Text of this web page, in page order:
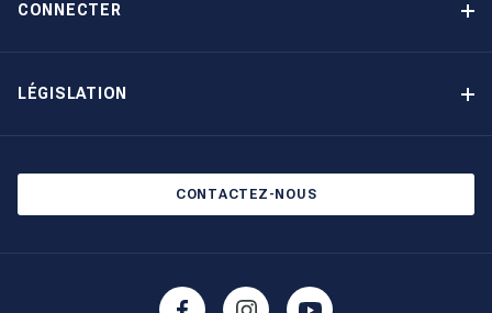
CONNECTER
Inscription à la newsletter
LÉGISLATION
CONTACTEZ-NOUS